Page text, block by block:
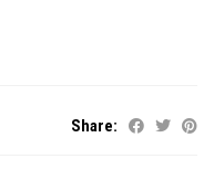
Share: